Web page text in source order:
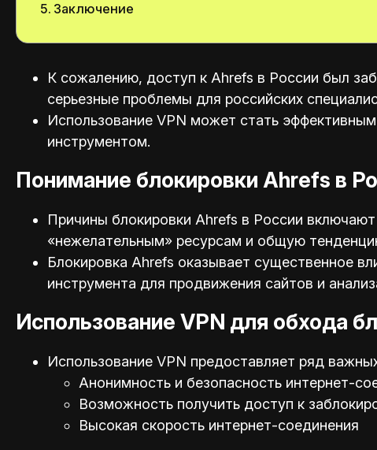
Заключение
К сожалению, доступ к Ahrefs в России был
серьезные проблемы для российских
Использование VPN может стать
инструментом.
Понимание блокировки Ahrefs в
Причины блокировки Ahrefs в России включают
«нежелательным» ресурсам и общую
Блокировка Ahrefs оказывает существенное
инструмента для продвижения сайтов и
Использование VPN для обхода
Использование VPN предоставляет ряд
Анонимность и безопасность интернет-
Возможность получить доступ к
Высокая скорость интернет-соединения